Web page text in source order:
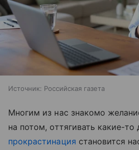
Источник: Российская газета
Многим из нас знакомо
на потом, оттягивать какие-то
прокрастинация становится